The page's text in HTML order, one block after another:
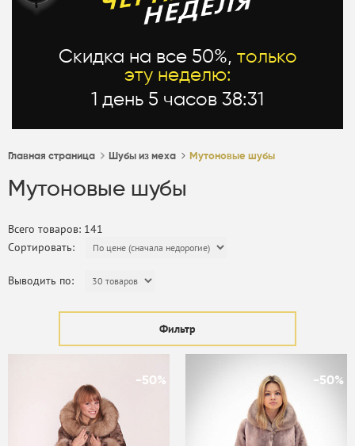
Скидка на все 50%, только
эту неделю:
1 день 5 часов 38:29
Главная страница Шубы из меха Мутоновые шубы
Мутоновые шубы
Всего товаров: 141
Сортировать:
Выводить по:
Фильтр
-50% -50%